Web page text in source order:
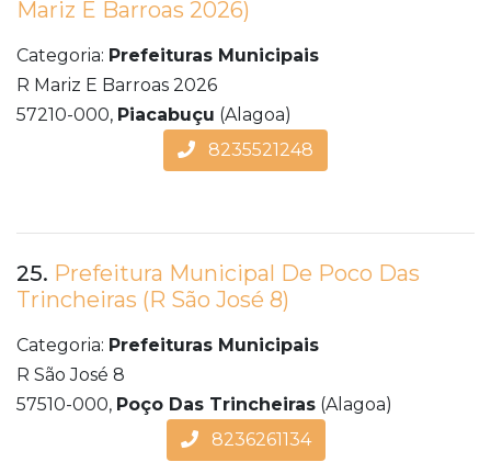
Mariz E Barroas 2026)
Categoria: Prefeituras Municipais
R Mariz E Barroas 2026
57210-000, Piacabuçu (Alagoa)
8235521248
25. Prefeitura Municipal De Poco Das
Trincheiras (R São José 8)
Categoria: Prefeituras Municipais
R São José 8
57510-000, Poço Das Trincheiras (Alagoa)
8236261134